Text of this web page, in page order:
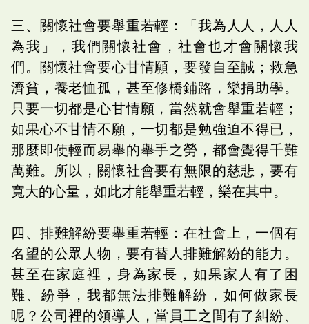
三、關懷社會要舉重若輕：「我為人人，人人
為我」，我們關懷社會，社會也才會關懷我
們。關懷社會要心甘情願，要發自至誠；救急
濟貧，養老恤孤，甚至修橋鋪路，樂捐助學。
只要一切都是心甘情願，當然就會舉重若輕；
如果心不甘情不願，一切都是勉強迫不得已，
那麼即使輕而易舉的舉手之勞，都會覺得千難
萬難。所以，關懷社會要有無限的慈悲，要有
寬大的心量，如此才能舉重若輕，樂在其中。
四、排難解紛要舉重若輕：在社會上，一個有
名望的公眾人物，要有替人排難解紛的能力。
甚至在家庭裡，身為家長，如果家人有了困
難、紛爭，我都無法排難解紛，如何做家長
呢？公司裡的領導人，當員工之間有了糾紛、